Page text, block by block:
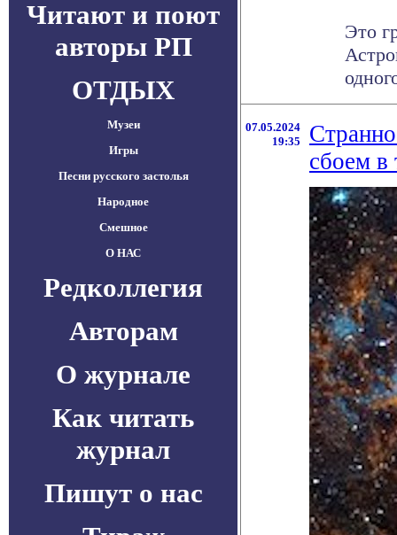
Читают и поют
авторы РП
ОТДЫХ
Музеи
Игры
Песни русского застолья
Народное
Смешное
О НАС
Редколлегия
Авторам
О журнале
Как читать
журнал
Пишут о нас
Это
07.05.2024
19:35
сбоем в